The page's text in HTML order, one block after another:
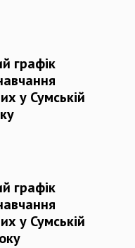
графік
у Сумській
графік
у Сумській